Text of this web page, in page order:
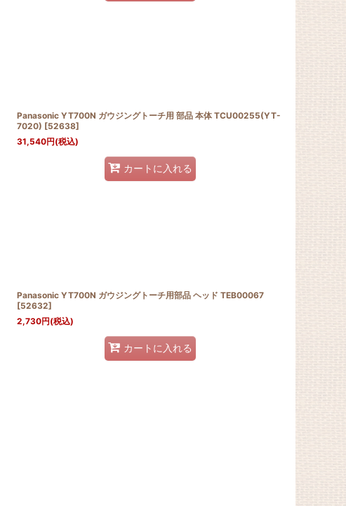
Panasonic YT700N ガウジングトーチ用 部品 本体 TCU00255(YT-
7020) [52638]
31,540円(税込)
カートに入れる
Panasonic YT700N ガウジングトーチ用部品 ヘッド TEB00067
[52632]
2,730円(税込)
カートに入れる